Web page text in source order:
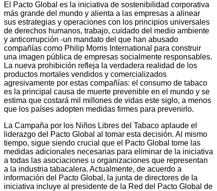
El Pacto Global es la iniciativa de sostenibilidad corporativa
más grande del mundo y alienta a las empresas a alinear
sus estrategias y operaciones con los principios universales
de derechos humanos, trabajo, cuidado del medio ambiente
y anticorrupción -un mandato del que han abusado
compañías como Philip Morris International para construir
una imagen pública de empresas socialmente responsables.
La nueva prohibición refleja la verdadera realidad de los
productos mortales vendidos y comercializados
agresivamente por estas compañías: el consumo de tabaco
es la principal causa de muerte prevenible en el mundo y se
estima que costará mil millones de vidas este siglo, a menos
que los países adopten medidas firmes para prevenirlo.
La Campaña por los Niños Libres del Tabaco aplaude el
liderazgo del Pacto Global al tomar esta decisión. Al mismo
tiempo, sigue siendo crucial que el Pacto Global tome las
medidas adicionales necesarias para eliminar de la iniciativa
a todas las asociaciones u organizaciones que representan
a la industria tabacalera. Actualmente, de acuerdo a
información del Pacto Global, la junta de directores de la
iniciativa incluye al presidente de la Red del Pacto Global de